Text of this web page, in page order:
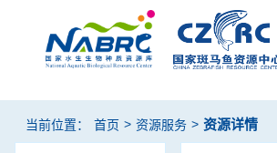
当前位置： 首页 > 资源服务 > 资源详情